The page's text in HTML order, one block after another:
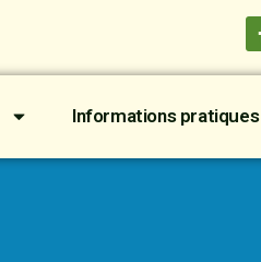
Informations pratiques